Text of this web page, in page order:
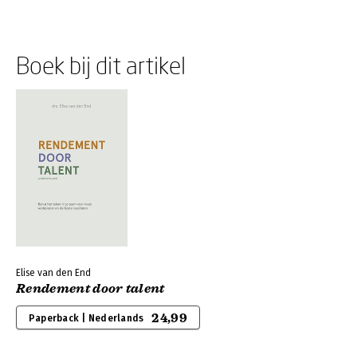
Boek bij dit artikel
Elise van den End
Rendement door talent
Paperback | Nederlands 24,99